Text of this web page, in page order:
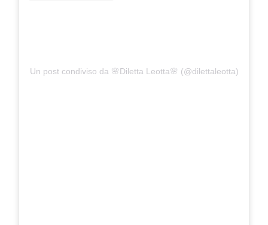
Un post condiviso da 🌸Diletta Leotta🌸 (@dilettaleotta)